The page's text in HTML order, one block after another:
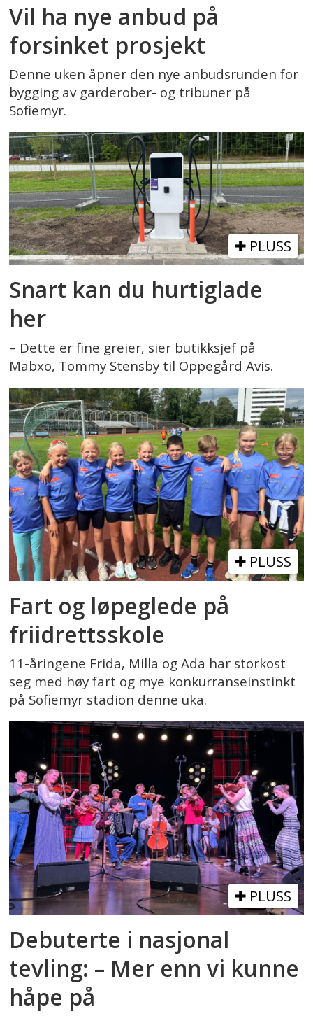
Vil ha nye anbud på
forsinket prosjekt
Denne uken åpner den nye anbudsrunden for
bygging av garderober- og tribuner på
Sofiemyr.
PLUSS
Snart kan du hurtiglade
her
– Dette er fine greier, sier butikksjef på
Mabxo, Tommy Stensby til Oppegård Avis.
PLUSS
Fart og løpeglede på
friidrettsskole
11-åringene Frida, Milla og Ada har storkost
seg med høy fart og mye konkurranseinstinkt
på Sofiemyr stadion denne uka.
PLUSS
Debuterte i nasjonal
tevling: – Mer enn vi kunne
håpe på